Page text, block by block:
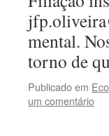
mental.
torno de
Publicado em
um comentário